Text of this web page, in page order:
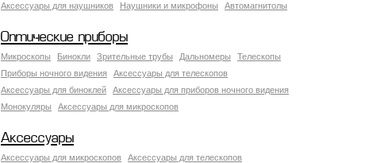
Аксессуары для наушников
Наушники и микрофоны Автомагнитолы
Оптические приборы
Микроскопы Бинокли Зрительные трубы Дальномеры
Телескопы
Приборы ночного видения
Аксессуары для телескопов
Аксессуары для биноклей
Аксессуары для приборов ночного видения
Монокуляры
Аксессуары для микроскопов
Аксессуары
Аксессуары для микроскопов
Аксессуары для телескопов